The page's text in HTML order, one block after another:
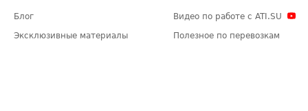
Блог
Эксклюзивные материалы
Видео по работе с ATI.SU
Полезное по перевозкам